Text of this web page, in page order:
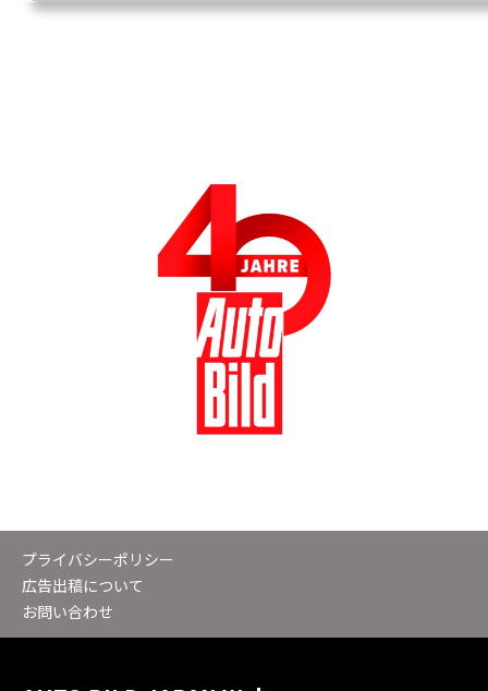
プライバシーポリシー
広告出稿について
お問い合わせ